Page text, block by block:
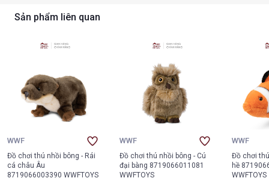
Sản phẩm liên quan
WWF
Đồ chơi thú nhồi bông - Rái
cá châu Âu
8719066003390 WWFTOYS
WWF
Đồ chơi thú nhồi bông - Cú
đại bàng 8719066011081
WWFTOYS
WWF
Đồ chơi
hề
WWFTOYS